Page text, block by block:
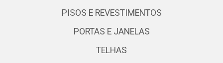
PISOS E REVESTIMENTOS
PORTAS E JANELAS
TELHAS